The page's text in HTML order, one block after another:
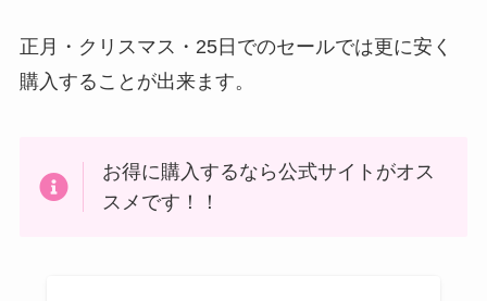
正月・クリスマス・25日でのセールでは更に安く
購入することが出来ます。
お得に購入するなら公式サイトがオス
スメです！！